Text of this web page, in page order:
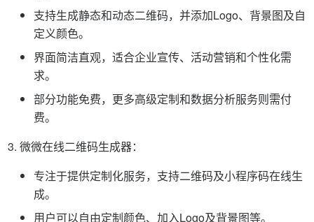
支持生成静态和动态二维码，并添加Logo、背景图及自
定义颜色。
界面简洁直观，适合企业宣传、活动营销和个性化需
求。
部分功能免费，更多高级定制和数据分析服务则需付
费。
微微在线二维码生成器：
专注于提供定制化服务，支持二维码及小程序码在线生
成。
用户可以自由定制颜色、加入Logo及背景图等。